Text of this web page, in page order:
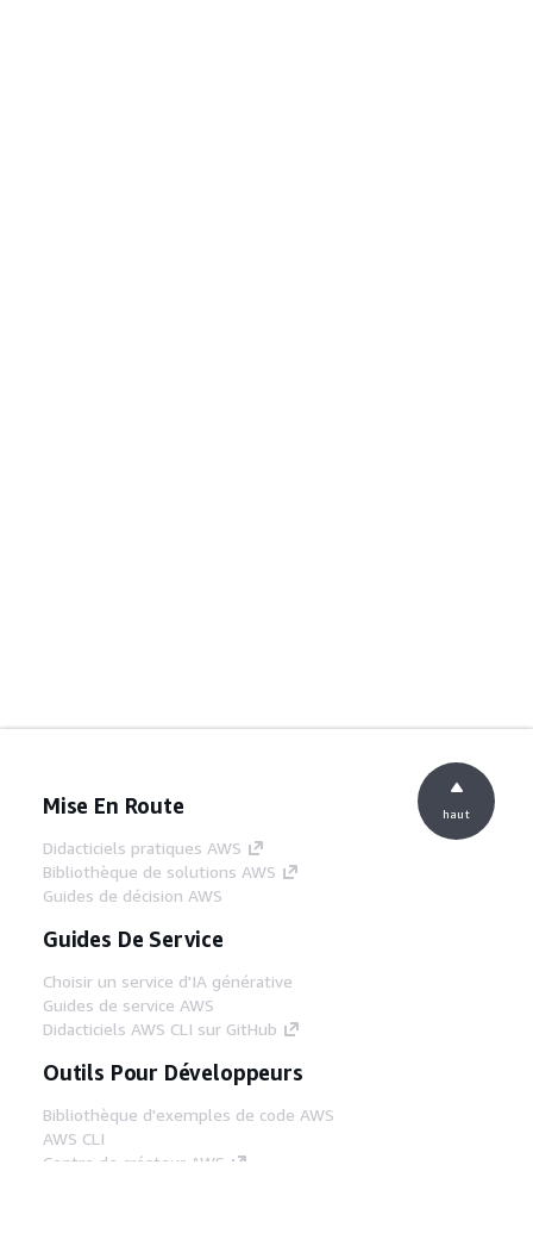
Mise En Route
Didacticiels pratiques AWS
Bibliothèque de solutions AWS
Guides de décision AWS
Guides De Service
Choisir un service d'IA générative
Guides de service AWS
Didacticiels AWS CLI sur GitHub
Outils Pour Développeurs
Bibliothèque d'exemples de code AWS
AWS CLI
Centre de créateur AWS
haut